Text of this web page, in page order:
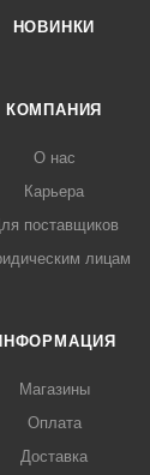
НОВИНКИ
КОМПАНИЯ
О нас
Карьера
поставщиков
лицам
Магазины
Оплата
Доставка